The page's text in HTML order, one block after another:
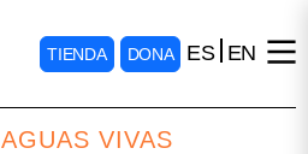
TIENDA DONA ES EN
AGUAS VIVAS